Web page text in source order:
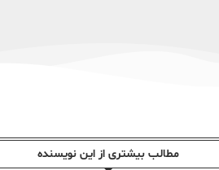
مطالب بیشتری از این نویسندە